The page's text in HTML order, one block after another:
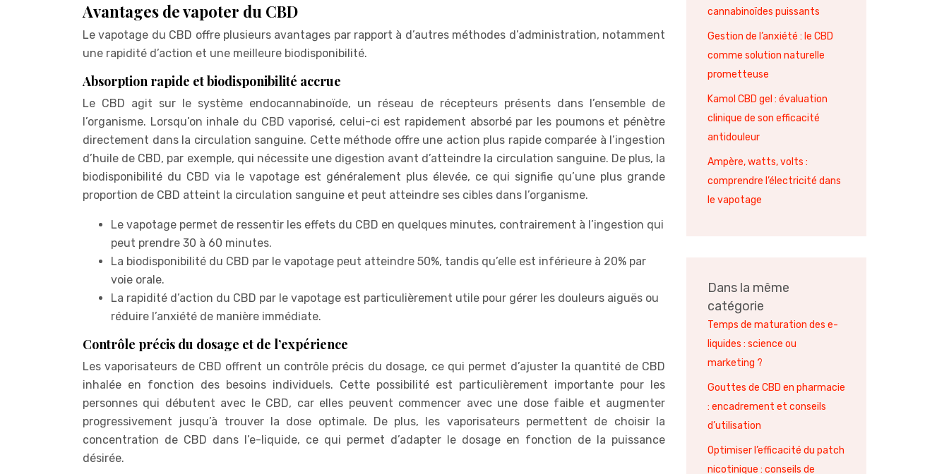
Avantages de vapoter du CBD
Le vapotage du CBD offre plusieurs avantages par rapport à d’autres méthodes d’administration, notamment
une rapidité d’action et une meilleure biodisponibilité.
Absorption rapide et biodisponibilité accrue
Le CBD agit sur le système endocannabinoïde, un réseau de récepteurs présents dans l’ensemble de
l’organisme. Lorsqu’on inhale du CBD vaporisé, celui-ci est rapidement absorbé par les poumons et pénètre
directement dans la circulation sanguine. Cette méthode offre une action plus rapide comparée à l’ingestion
d’huile de CBD, par exemple, qui nécessite une digestion avant d’atteindre la circulation sanguine. De plus, la
biodisponibilité du CBD via le vapotage est généralement plus élevée, ce qui signifie qu’une plus grande
proportion de CBD atteint la circulation sanguine et peut atteindre ses cibles dans l’organisme.
Le vapotage permet de ressentir les effets du CBD en quelques minutes, contrairement à l’ingestion qui
peut prendre 30 à 60 minutes.
La biodisponibilité du CBD par le vapotage peut atteindre 50%, tandis qu’elle est inférieure à 20% par
voie orale.
La rapidité d’action du CBD par le vapotage est particulièrement utile pour gérer les douleurs aiguës ou
réduire l’anxiété de manière immédiate.
Contrôle précis du dosage et de l’expérience
Les vaporisateurs de CBD offrent un contrôle précis du dosage, ce qui permet d’ajuster la quantité de CBD
inhalée en fonction des besoins individuels. Cette possibilité est particulièrement importante pour les
personnes qui débutent avec le CBD, car elles peuvent commencer avec une dose faible et augmenter
progressivement jusqu’à trouver la dose optimale. De plus, les vaporisateurs permettent de choisir la
concentration de CBD dans l’e-liquide, ce qui permet d’adapter le dosage en fonction de la puissance
désirée.
cannabinoïdes puissants
Gestion de l’anxiété : le CBD
comme solution naturelle
prometteuse
Kamol CBD gel : évaluation
clinique de son efficacité
antidouleur
Ampère, watts, volts :
comprendre l’électricité dans
le vapotage
Dans la même
catégorie
Temps de maturation des e-
liquides : science ou
marketing ?
Gouttes de CBD en pharmacie
: encadrement et conseils
d’utilisation
Optimiser l’efficacité du patch
nicotinique : conseils de